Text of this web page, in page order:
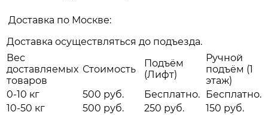
Доставка по Москве:
Доставка осуществляться до подъезда.
Вес
доставляемых
товаров
Стоимость
Подъём
(Лифт)
Ручной
подъём (1
этаж)
0-10 кг
500 руб. Бесплатно.
Бесплатно.
10-50 кг
500 руб. 250 руб.
150 руб.